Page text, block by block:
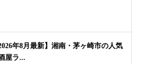
2026年8月最新】湘南・茅ヶ崎市の人気
屋ラ...